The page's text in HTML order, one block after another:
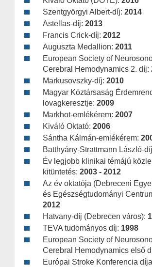
Szentgyörgyi Albert-díj: 2014
Astellas-díj: 2013
Francis Crick-díj: 2012
Auguszta Medallion: 2011
European Society of
Cerebral Hemodynamics 2. díj:
Markusovszky-díj: 2010
Magyar Köztársaság
lovagkeresztje: 2009
Markhot-emlékérem: 2007
Kiváló Oktató: 2006
Sántha Kálmán-emlékérem:
Batthyány-Strattmann László-
Év legjobb klinikai témájú
kitüntetés: 2003 - 2012
Az év oktatója (Debreceni
és Egészségtudományi
2012
Hatvany-díj (Debrecen város):
TEVA tudományos díj: 1998
European Society of
Cerebral Hemodynamics első
Európai Stroke Konferencia